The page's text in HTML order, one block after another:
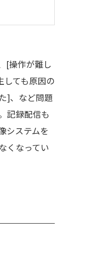
[操作が難し
しても原因の
]、など問題
記録配信も
システムを
くなってい